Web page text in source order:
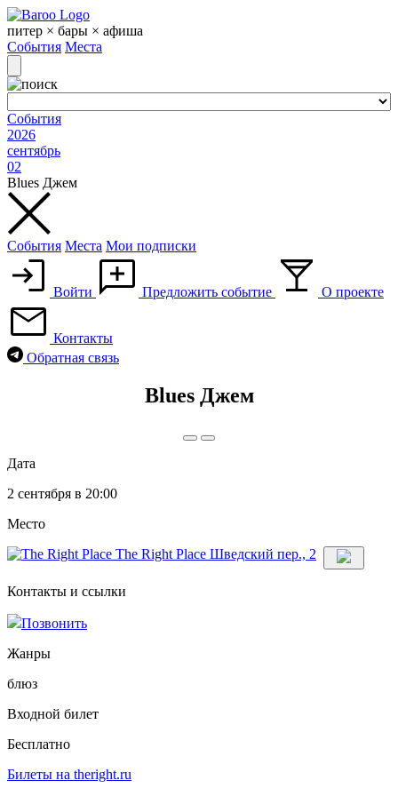
Skip
to
content
питер × бары × афиша
События Места
События
2026
сентябрь
02
Blues Джем
События Места Мои подписки
Войти Предложить событие О проекте
Контакты
Обратная связь
Blues Джем
Дата
2 сентября в 20:00
Место
The Right Place Шведский пер., 2
Шведский пер. 2
Контакты и ссылки
Позвонить
Жанры
блюз
Входной билет
Бесплатно
Билеты на theright.ru